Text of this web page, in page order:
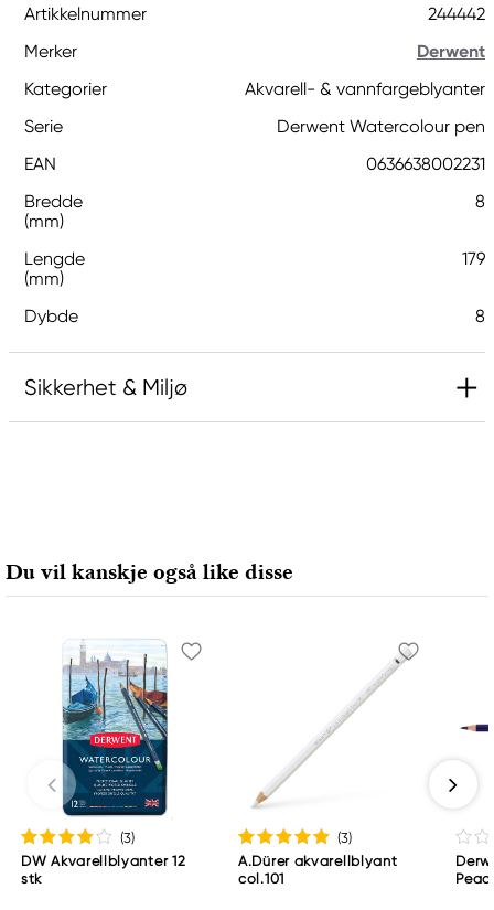
Artikkelnummer
244442
Merker
Derwent
Kategorier
Akvarell- & vannfargeblyanter
Serie
Derwent Watercolour pen
EAN
0636638002231
Bredde
(mm)
8
Lengde
(mm)
179
Dybde 8
Sikkerhet & Miljø
70469 Stuttgart, Germany
contactus@acco.com
Du vil kanskje også like disse
(3)
DW Akvarellblyanter 12
stk
(3)
A.Dürer akvarellblyant
col.101